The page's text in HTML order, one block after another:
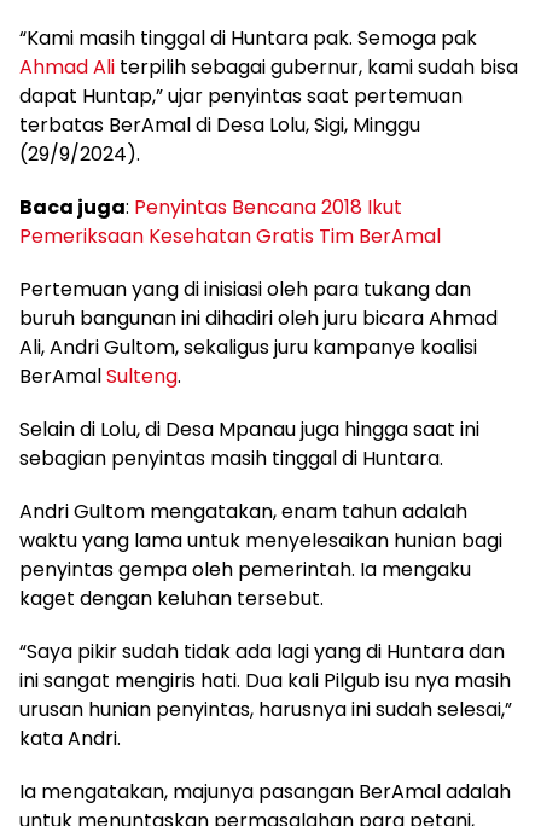
“Kami masih tinggal di Huntara pak. Semoga pak
Ahmad Ali terpilih sebagai gubernur, kami sudah bisa
dapat Huntap,” ujar penyintas saat pertemuan
terbatas BerAmal di Desa Lolu, Sigi, Minggu
(29/9/2024).
Baca juga: Penyintas Bencana 2018 Ikut
Pemeriksaan Kesehatan Gratis Tim BerAmal
Pertemuan yang di inisiasi oleh para tukang dan
buruh bangunan ini dihadiri oleh juru bicara Ahmad
Ali, Andri Gultom, sekaligus juru kampanye koalisi
BerAmalSulteng.
Selain di Lolu, di Desa Mpanau juga hingga saat ini
sebagian penyintas masih tinggal di Huntara.
Andri Gultom mengatakan, enam tahun adalah
waktu yang lama untuk menyelesaikan hunian bagi
penyintas gempa oleh pemerintah. Ia mengaku
kaget dengan keluhan tersebut.
“Saya pikir sudah tidak ada lagi yang di Huntara dan
ini sangat mengiris hati. Dua kali Pilgub isu nya masih
urusan hunian penyintas, harusnya ini sudah selesai,”
kata Andri.
Ia mengatakan, majunya pasangan BerAmal adalah